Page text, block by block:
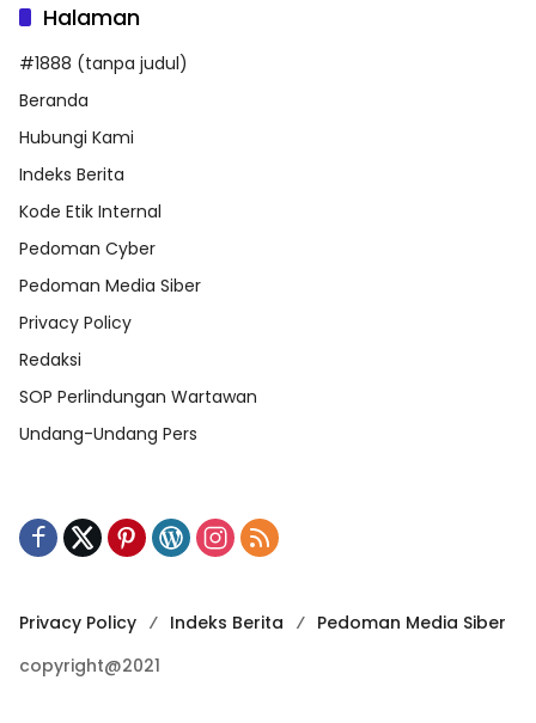
Halaman
#1888 (tanpa judul)
Beranda
Hubungi Kami
Indeks Berita
Kode Etik Internal
Pedoman Cyber
Pedoman Media Siber
Privacy Policy
Redaksi
SOP Perlindungan Wartawan
Undang-Undang Pers
Privacy Policy Indeks Berita
Pedoman Media Siber
copyright@2021